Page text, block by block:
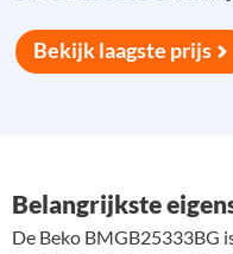
Bekijk laagste prijs
Belangrijkste
De Beko BMGB25333BG